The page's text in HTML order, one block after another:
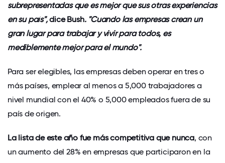
subrepresentadas que es mejor que sus otras experiencias
en su país",dice Bush. "Cuando las empresas crean un
gran lugar para trabajar y vivir para todos, es
mediblemente mejor para el mundo".
Para ser elegibles, las empresas deben operar en tres o
más países, emplear al menos a 5,000 trabajadores a
nivel mundial con el 40% o 5,000 empleados fuera de su
país de origen.
La lista de este año fue más competitiva que nunca, con
un aumento del 28% en empresas que participaron en la